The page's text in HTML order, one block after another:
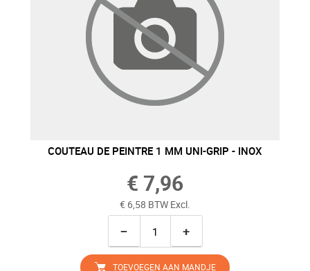
COUTEAU DE PEINTRE 1 MM UNI-GRIP - INOX
€ 7,96
€ 6,58 BTW Excl.
− +
TOEVOEGEN AAN MANDJE